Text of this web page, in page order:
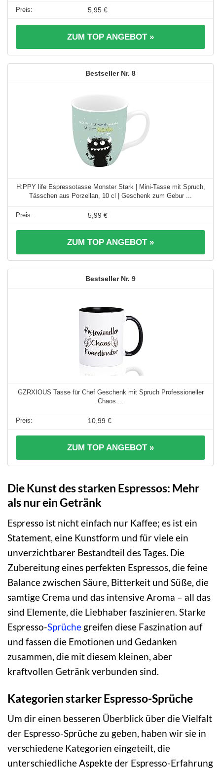
5,95 €
ZUM TOP ANGEBOT »
8
H:PPY life Espressotasse Monster Stark | Mini-Tasse mit Spruch,
Tässchen aus Porzellan, 10 cl | Geschenk zum Gebur ...
5,99 €
ZUM TOP ANGEBOT »
9
GZRXIOUS Tasse für Chef Geschenk mit Spruch Professioneller
Chaos ...
10,99 €
ZUM TOP ANGEBOT »
Die Kunst des starken Espressos: Mehr
als nur ein Getränk
Espresso ist nicht einfach nur Kaffee; es ist ein
Statement, eine Kunstform und für viele ein
unverzichtbarer Bestandteil des Tages. Die
Zubereitung eines perfekten Espressos, die feine
Balance zwischen Säure, Bitterkeit und Süße, die
samtige Crema und das intensive Aroma – all das
sind Elemente, die Liebhaber faszinieren. Starke
Espresso-Sprüche greifen diese Faszination auf
und fassen die Emotionen und Gedanken
zusammen, die mit diesem kleinen, aber
kraftvollen Getränk verbunden sind.
Kategorien starker Espresso-Sprüche
Um dir einen besseren Überblick über die Vielfalt
der Espresso-Sprüche zu geben, haben wir sie in
verschiedene Kategorien eingeteilt, die
unterschiedliche Aspekte der Espresso-Erfahrung